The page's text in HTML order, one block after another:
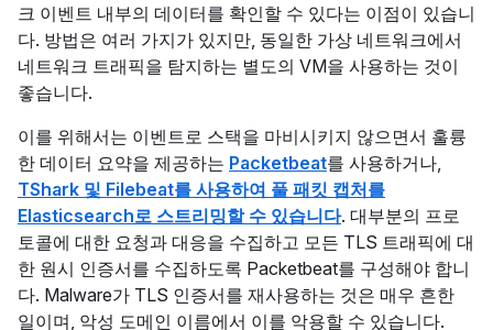
크 이벤트 내부의 데이터를 확인할 수 있다는 이점이 있습니
다. 방법은 여러 가지가 있지만, 동일한 가상 네트워크에서
네트워크 트래픽을 탐지하는 별도의 VM을 사용하는 것이
좋습니다.
이를 위해서는 이벤트로 스택을 마비시키지 않으면서 훌륭
한 데이터 요약을 제공하는 Packetbeat를 사용하거나,
TShark 및 Filebeat를 사용하여 풀 패킷 캡처를
Elasticsearch로 스트리밍할 수 있습니다. 대부분의 프로
토콜에 대한 요청과 대응을 수집하고 모든 TLS 트래픽에 대
한 원시 인증서를 수집하도록 Packetbeat를 구성해야 합니
다. Malware가 TLS 인증서를 재사용하는 것은 매우 흔한
일이며, 악성 도메인 이름에서 이를 악용할 수 있습니다.